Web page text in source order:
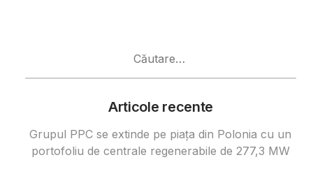
Articole recente
Grupul PPC se extinde pe piața din Polonia cu un
portofoliu de centrale regenerabile de 277,3 MW